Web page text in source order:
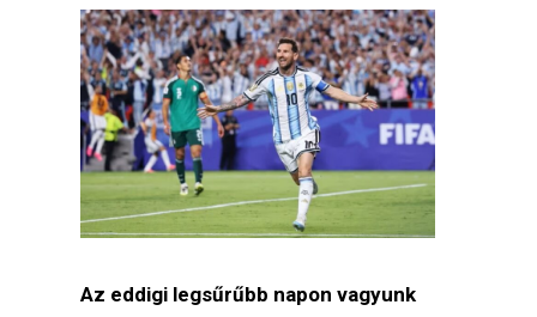
Az eddigi legsűrűbb napon vagyunk